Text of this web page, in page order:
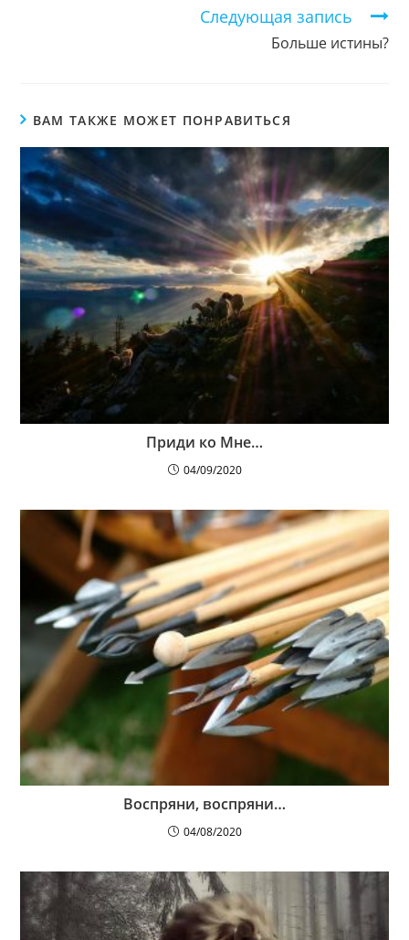
Следующая запись
Больше истины?
ВАМ ТАКЖЕ МОЖЕТ ПОНРАВИТЬСЯ
Приди ко Мне…
04/09/2020
Воспряни, воспряни…
04/08/2020